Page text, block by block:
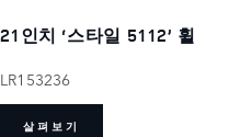
21인치 ‘스타일 5112’ 휠
LR153236
살펴보기